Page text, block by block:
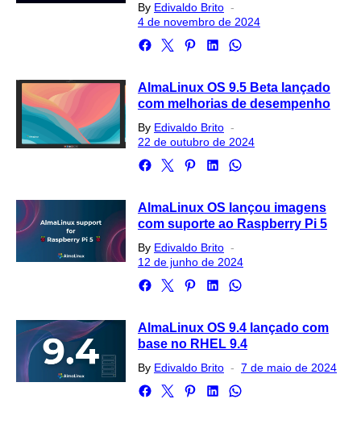
By Edivaldo Brito
on
4 de novembro de 2024
AlmaLinux OS 9.5 Beta lançado
com melhorias de desempenho
By Edivaldo Brito
on
22 de outubro de 2024
AlmaLinux OS lançou imagens
com suporte ao Raspberry Pi 5
By Edivaldo Brito
on
12 de junho de 2024
AlmaLinux OS 9.4 lançado com
base no RHEL 9.4
By Edivaldo Brito
Posted
7 de maio de 2024